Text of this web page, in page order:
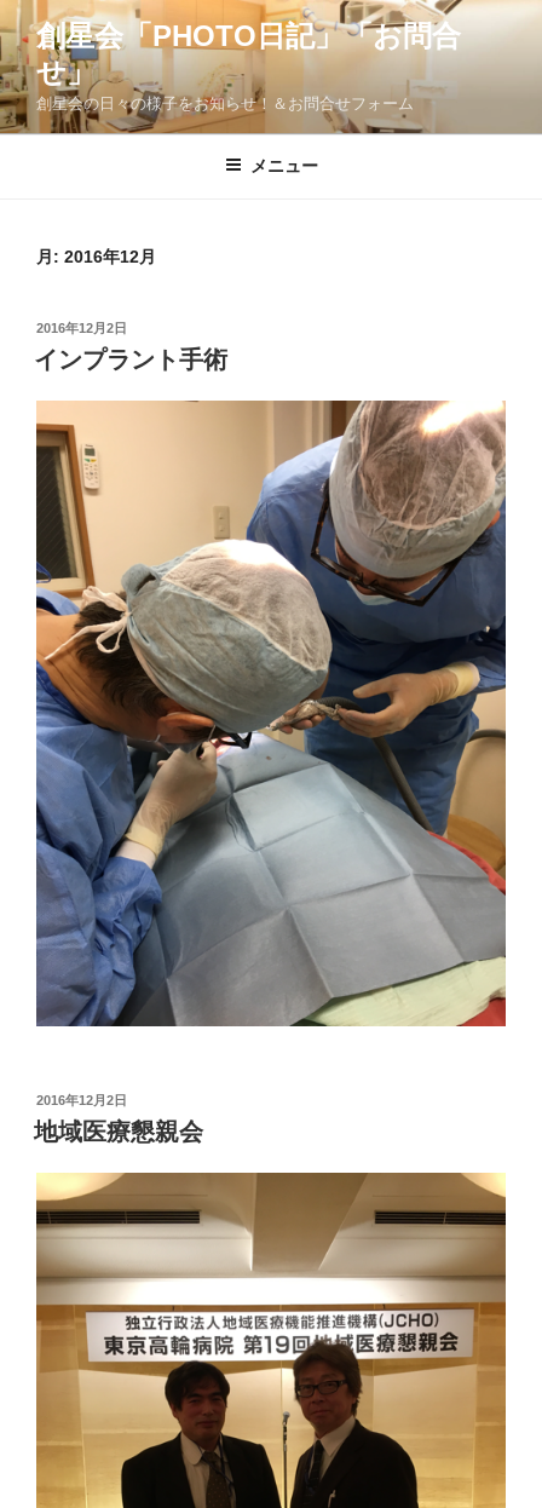
ン
テ
ン
ツ
創星会「PHOTO日記」「お問合
せ」
創星会の日々の様子をお知らせ！＆お問合せフォーム
メニュー
月: 2016年12月
投
日:
2016年12月2日
インプラント手術
投
稿
日:
2016年12月2日
地域医療懇親会